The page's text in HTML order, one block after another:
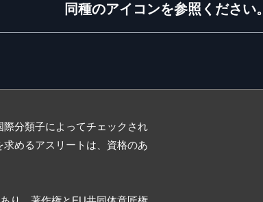
同種のアイコンを参照ください。
分類子によってチェックされ
めるアスリートは、資格のあ